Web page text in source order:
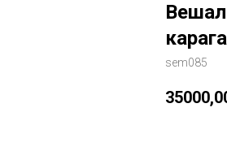
sem085